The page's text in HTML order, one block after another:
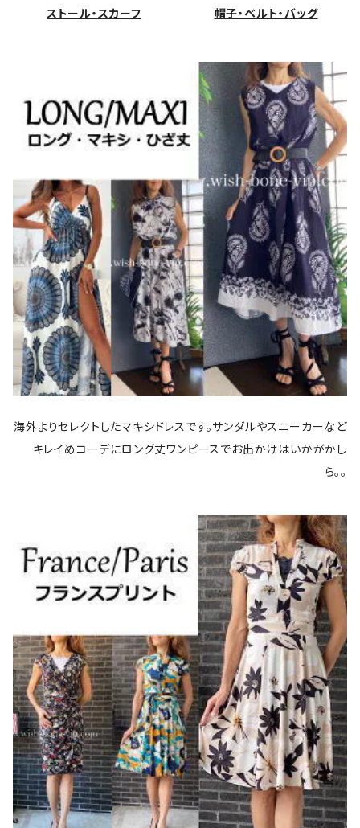
ストール・スカーフ 帽子・ベルト・バッグ
海外よりセレクトしたマキシドレスです。サンダルやスニーカーなど
キレイめコーデにロング丈ワンピースでお出かけはいかがかし
ら。。